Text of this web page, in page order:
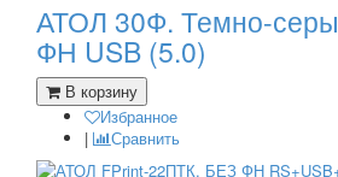
АТОЛ 30Ф. Темно-
ФН USB (5.0)
В корзину
Избранное
|
Сравнить